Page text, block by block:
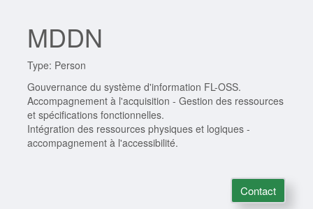
MDDN
Type: Person
Gouvernance du système d'information FL-OSS.
Accompagnement à l'acquisition - Gestion des ressources
et spécifications fonctionnelles.
Intégration des ressources physiques et logiques -
accompagnement à l'accessibilité.
Contact